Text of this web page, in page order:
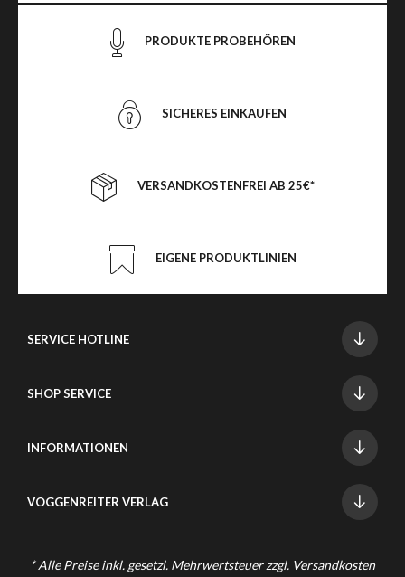
PRODUKTE PROBEHÖREN
SICHERES EINKAUFEN
VERSANDKOSTENFREI AB 25€*
EIGENE PRODUKTLINIEN
SERVICE HOTLINE
SHOP SERVICE
INFORMATIONEN
VOGGENREITER VERLAG
* Alle Preise inkl. gesetzl. Mehrwertsteuer zzgl. Versandkosten